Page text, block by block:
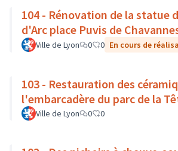
104 - Rénovation de la statue
d'Arc place Puvis de
Ville de Lyon 0 0 En cours de
103 - Restauration des
l'embarcadère du parc de la
Ville de Lyon 0 0